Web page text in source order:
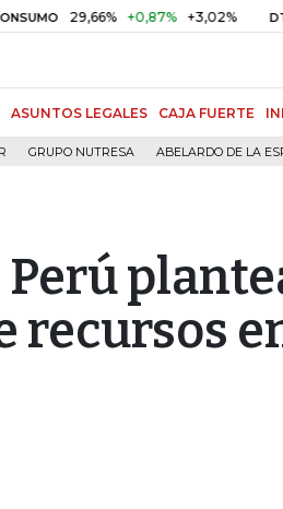
29,66% +0,87% +3,02% DTF
ASUNTOS LEGALES CAJA FUERTE
GRUPO NUTRESA ABELARDO DE LA
Perú
recursos